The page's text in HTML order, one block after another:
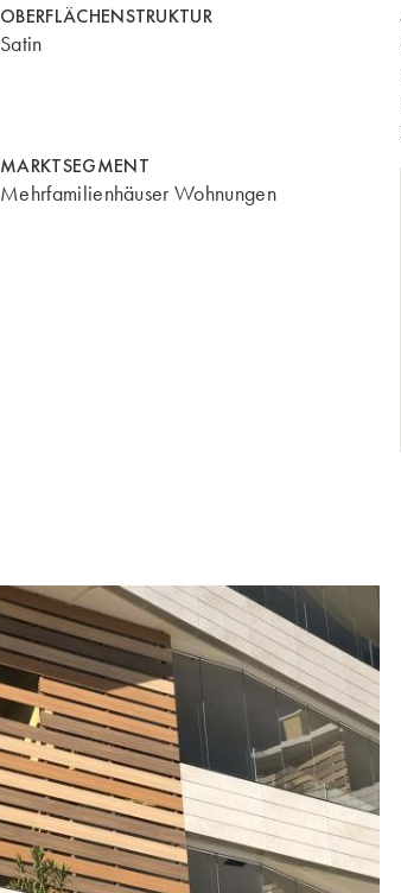
OBERFLÄCHENSTRUKTUR
Satin
MARKTSEGMENT
Mehrfamilienhäuser Wohnungen